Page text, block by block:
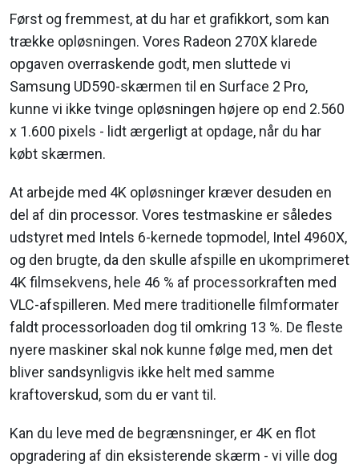
Først og fremmest, at du har et grafikkort, som kan
trække opløsningen. Vores Radeon 270X klarede
opgaven overraskende godt, men sluttede vi
Samsung UD590-skærmen til en Surface 2 Pro,
kunne vi ikke tvinge opløsningen højere op end 2.560
x 1.600 pixels - lidt ærgerligt at opdage, når du har
købt skærmen.
At arbejde med 4K opløsninger kræver desuden en
del af din processor. Vores testmaskine er således
udstyret med Intels 6-kernede topmodel, Intel 4960X,
og den brugte, da den skulle afspille en ukomprimeret
4K filmsekvens, hele 46 % af processorkraften med
VLC-afspilleren. Med mere traditionelle filmformater
faldt processorloaden dog til omkring 13 %. De fleste
nyere maskiner skal nok kunne følge med, men det
bliver sandsynligvis ikke helt med samme
kraftoverskud, som du er vant til.
Kan du leve med de begrænsninger, er 4K en flot
opgradering af din eksisterende skærm - vi ville dog